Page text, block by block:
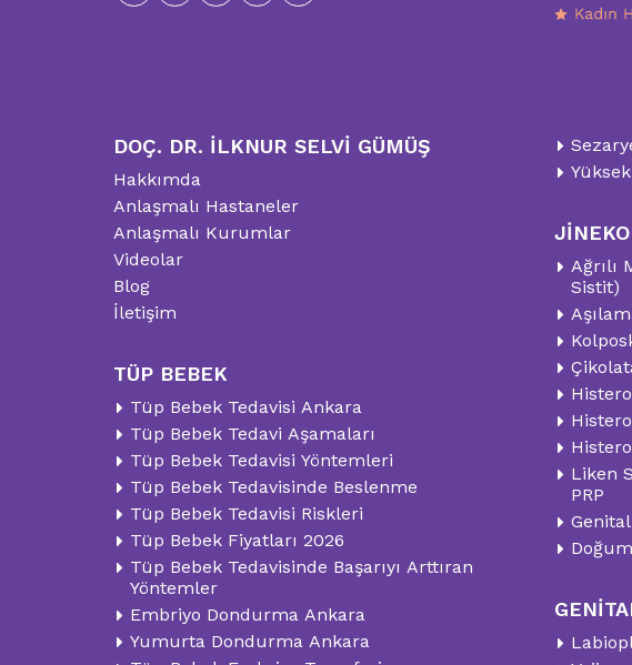
DOÇ. DR. İLKNUR SELVİ GÜMÜŞ
Hakkımda
Anlaşmalı Hastaneler
Anlaşmalı Kurumlar
Videolar
Blog
İletişim
TÜP BEBEK
Tüp Bebek Tedavisi Ankara
Tüp Bebek Tedavi Aşamaları
Tüp Bebek Tedavisi Yöntemleri
Tüp Bebek Tedavisinde Beslenme
Tüp Bebek Tedavisi Riskleri
Tüp Bebek Fiyatları 2026
Tüp Bebek Tedavisinde Başarıyı Arttıran
Yöntemler
Embriyo Dondurma Ankara
Yumurta Dondurma Ankara
Ağrılı
Sistit)
Liken
PRP